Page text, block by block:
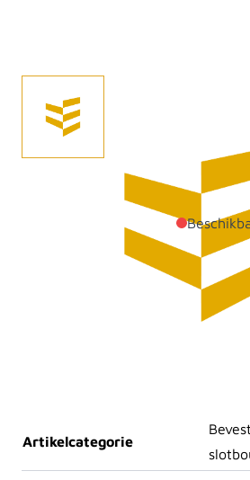
Slotbout zwart verzinkt M8x80.
Productdetails
8mm
Artikelcategorie